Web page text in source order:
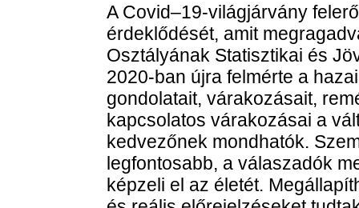
A Covid–19-világjárvány
érdeklődését, amit
Osztályának Statisztikai és
2020-ban újra felmérte a
gondolatait, várakozásait,
kapcsolatos várakozásai a
kedvezőnek mondhatók.
legfontosabb, a válaszadók
képzeli el az életét.